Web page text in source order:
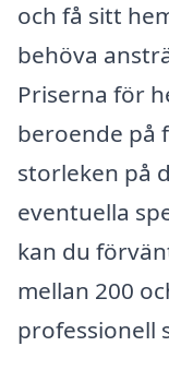
och få sitt
behöva
Priserna för
beroende på
storleken på
eventuella
kan du
mellan 200
professionell